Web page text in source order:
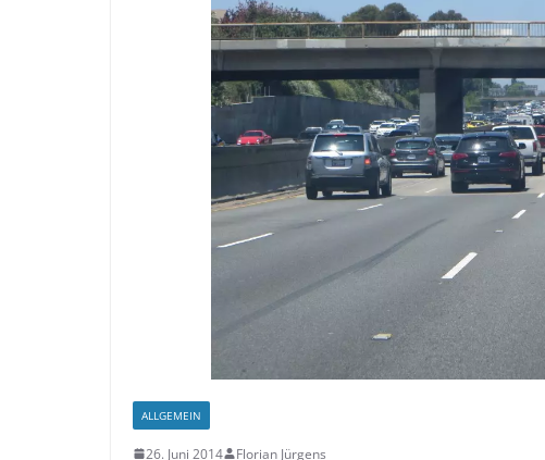
ALLGEMEIN
26. Juni 2014 Florian Jürgens